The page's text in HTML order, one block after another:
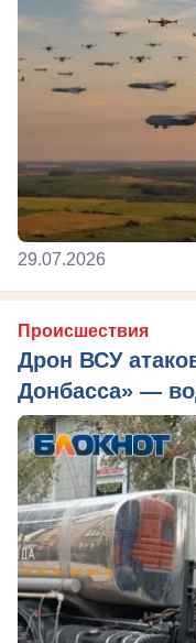
29.07.2026
Происшествия
Дрон ВСУ
Донбасса» —